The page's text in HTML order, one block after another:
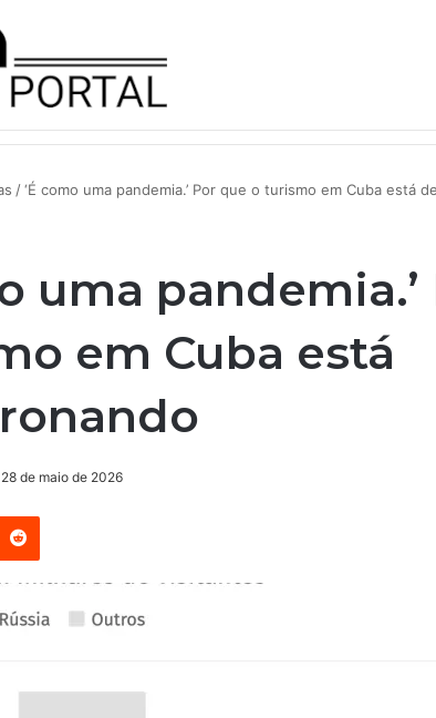
traz fundo soberano da Indonésia como sócio em operação
/‘É como uma pandemia.’ Por que o turismo em Cuba está
uma
em Cuba está
28 de maio de 2026
Reddit